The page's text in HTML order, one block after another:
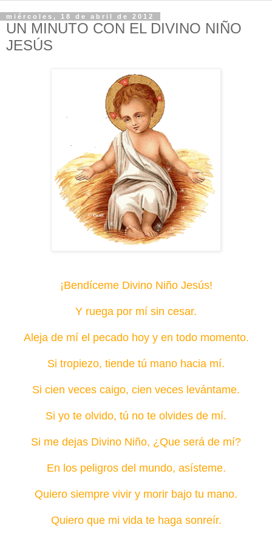
miércoles, 18 de abril de 2012
UN MINUTO CON EL DIVINO NIÑO
JESÚS
¡Bendíceme Divino Niño Jesús!
Y ruega por mí sin cesar.
Aleja de mí el pecado hoy y en todo momento.
Si tropiezo, tiende tú mano hacia mí.
Si cien veces caigo, cien veces levántame.
Si yo te olvido, tú no te olvides de mí.
Si me dejas Divino Niño, ¿Que será de mí?
En los peligros del mundo, asísteme.
Quiero siempre vivir y morir bajo tu mano.
Quiero que mi vida te haga sonreír.